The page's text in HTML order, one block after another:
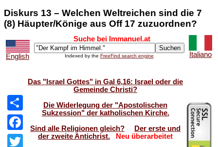
Diskurs 13 – Welchen Weltreichen sind die 7
(8) Häupter/Könige aus Off 17 zuzuordnen?
English
Suche bei Immanuel.at
Indexed by the FreeFind search engine Italiano
Share
Facebook
Das "Israel Gottes" in Gal 6,16: Israel oder die
Gemeinde Christi?
Die Widerlegung der "Apostolischen
Sukzession" der katholischen Kirche.
Sind alle Religionen gleich?
Der erste und
der zweite Antichrist.
Neu überarbeitet